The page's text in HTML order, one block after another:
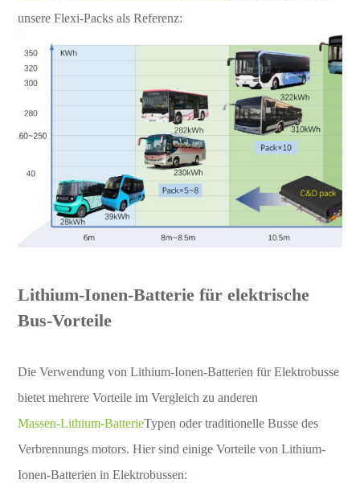
unsere Flexi-Packs als Referenz:
Lithium-Ionen-Batterie für elektrische
Bus-Vorteile
Die Verwendung von Lithium-Ionen-Batterien für Elektrobusse
bietet mehrere Vorteile im Vergleich zu anderen
Massen-Lithium-BatterieTypen oder traditionelle Busse des
Verbrennungs motors. Hier sind einige Vorteile von Lithium-
Ionen-Batterien in Elektrobussen: